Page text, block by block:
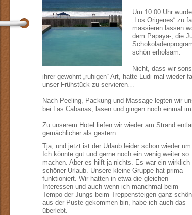
Um 10.00 Uhr
„Los Origenes“ zu
massieren lassen
dem Papaya-, die
schön erholsam.
Nicht, dass wir
ihrer gewohnt „ruhigen“ Art, hatte Ludi mal wieder
unser Frühstück zu servieren…
Nach Peeling, Packung und Massage legten wir
bei Las Cabanas, lasen und gingen noch einmal
Zu unserem Hotel liefen wir wieder am Strand
gemächlicher als gestern.
Tja, und jetzt ist der Urlaub leider schon wieder um.
Ich könnte gut und gerne noch ein wenig weiter so
machen. Aber es hilft ja nichts. Es war ein wirklich
schöner Urlaub. Unsere kleine Gruppe hat prima
funktioniert. Wir hatten in etwa die gleichen
Interessen und auch wenn ich manchmal beim
Tempo der Jungs beim Treppensteigen ganz schön
aus der Puste gekommen bin, habe ich auch das
überlebt.